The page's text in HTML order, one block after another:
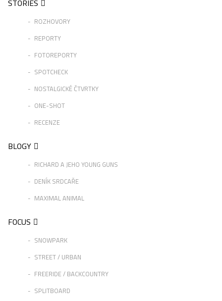
STORIES
ROZHOVORY
REPORTY
FOTOREPORTY
SPOTCHECK
NOSTALGICKÉ ČTVRTKY
ONE-SHOT
RECENZE
BLOGY
RICHARD A JEHO YOUNG GUNS
DENÍK SRDCAŘE
MAXIMAL ANIMAL
FOCUS
SNOWPARK
STREET / URBAN
FREERIDE / BACKCOUNTRY
SPLITBOARD